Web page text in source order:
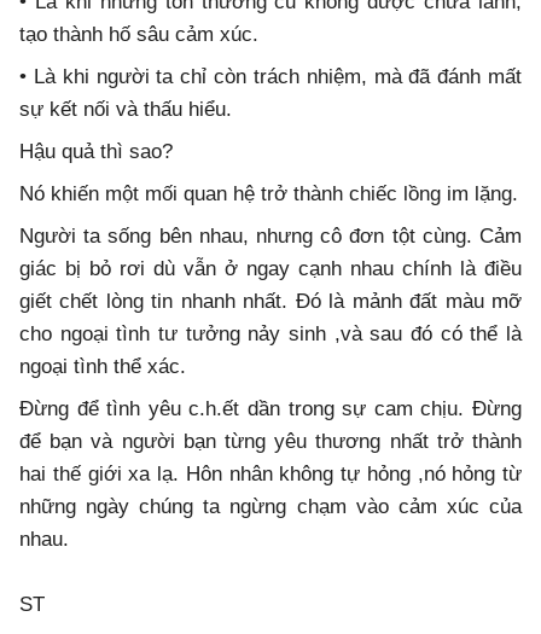
tạo thành hố sâu cảm xúc.
• Là khi người ta chỉ còn trách nhiệm, mà đã đánh mất
sự kết nối và thấu hiểu.
Hậu quả thì sao?
Nó khiến một mối quan hệ trở thành chiếc lồng im lặng.
Người ta sống bên nhau, nhưng cô đơn tột cùng. Cảm
giác bị bỏ rơi dù vẫn ở ngay cạnh nhau chính là điều
giết chết lòng tin nhanh nhất. Đó là mảnh đất màu mỡ
cho ngoại tình tư tưởng nảy sinh ,và sau đó có thể là
ngoại tình thể xác.
Đừng để tình yêu c.h.ết dần trong sự cam chịu. Đừng
để bạn và người bạn từng yêu thương nhất trở thành
hai thế giới xa lạ. Hôn nhân không tự hỏng ,nó hỏng từ
những ngày chúng ta ngừng chạm vào cảm xúc của
nhau.
ST